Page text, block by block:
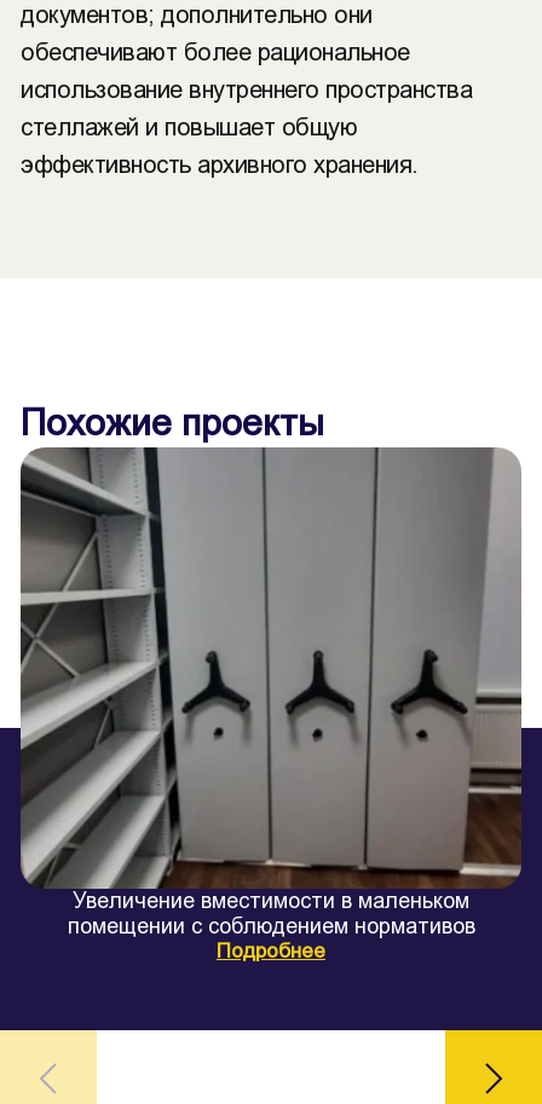
документов; дополнительно они
обеспечивают более рациональное
использование внутреннего пространства
стеллажей и повышает общую
эффективность архивного хранения.
Похожие проекты
Увеличение вместимости в маленьком
помещении с соблюдением нормативов
Подробнее